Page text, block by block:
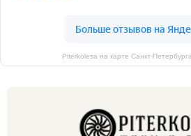
Piterkolesa на карте